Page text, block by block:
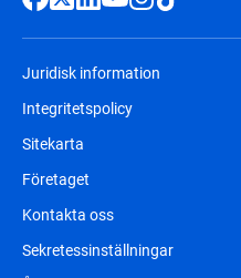
Juridisk information
Integritetspolicy
Sitekarta
Företaget
Kontakta oss
Sekretessinställningar